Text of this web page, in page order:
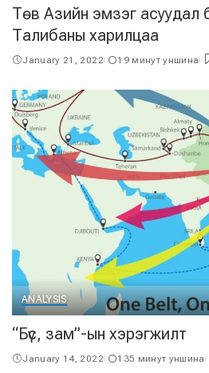
Төв Азийн эмзэг асуудал
Талибаны харилцаа
January 21, 2022 19 минут уншина
ANALYSIS
“Бүс, зам”-ын хэрэгжилт
January 14, 2022 135 минут уншина